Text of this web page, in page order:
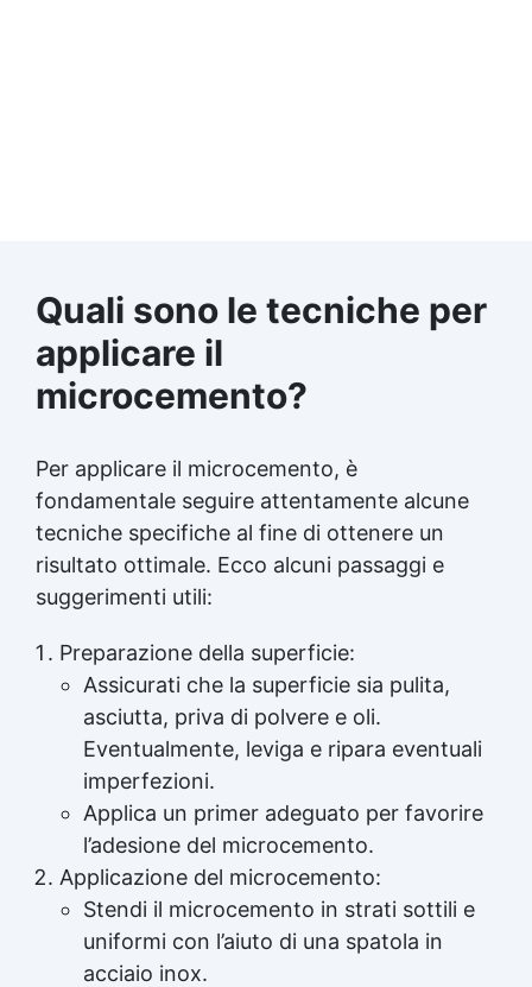
Quali sono le tecniche per
applicare il
microcemento?
Per applicare il microcemento, è
fondamentale seguire attentamente alcune
tecniche specifiche al fine di ottenere un
risultato ottimale. Ecco alcuni passaggi e
suggerimenti utili:
Preparazione della superficie:
Assicurati che la superficie sia pulita,
asciutta, priva di polvere e oli.
Eventualmente, leviga e ripara eventuali
imperfezioni.
Applica un primer adeguato per favorire
l’adesione del microcemento.
Applicazione del microcemento:
Stendi il microcemento in strati sottili e
uniformi con l’aiuto di una spatola in
acciaio inox.